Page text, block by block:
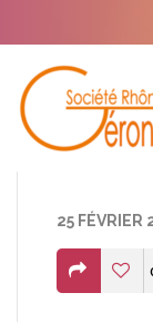
25 FÉVRIER